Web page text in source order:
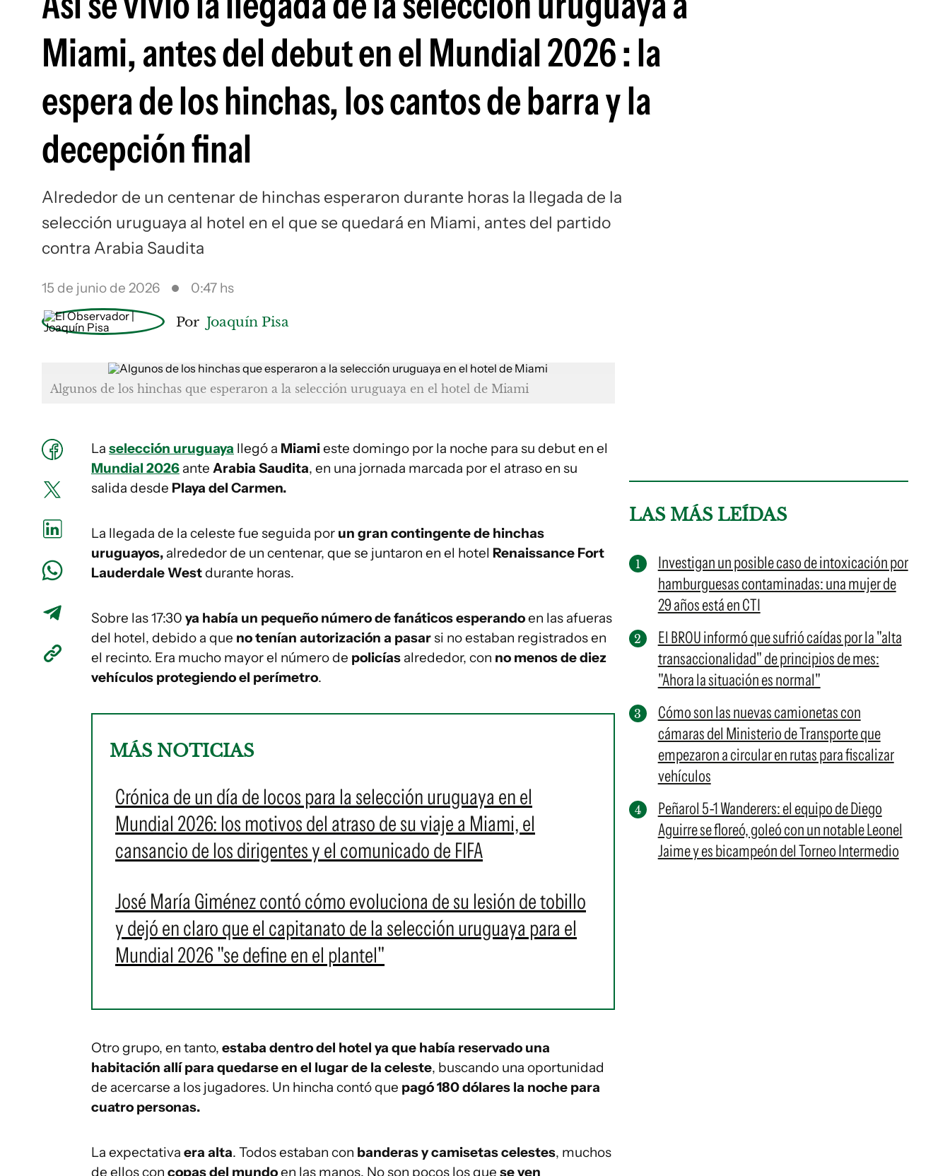
Miami, antes del debut en el Mundial 2026 : la
espera de los hinchas, los cantos de barra y la
decepción final
Alrededor de un centenar de hinchas esperaron durante horas la llegada de la
selección uruguaya al hotel en el que se quedará en Miami, antes del partido
contra Arabia Saudita
15 de junio de 2026 0:47 hs
Por Joaquín Pisa
Algunos de los hinchas que esperaron a la selección uruguaya en el hotel de Miami
La selección uruguaya llegó a Miami este domingo por la noche para su debut en el
Mundial 2026 ante Arabia Saudita, en una jornada marcada por el atraso en su
salida desde Playa del Carmen.
La llegada de la celeste fue seguida por un gran contingente de hinchas
uruguayos, alrededor de un centenar, que se juntaron en el hotel Renaissance Fort
Lauderdale Westdurante horas.
Sobre las 17:30 ya había un pequeño número de fanáticos esperandoen las afueras
del hotel, debido a que no tenían autorización a pasarsi no estaban registrados en
el recinto. Era mucho mayor el número de policías alrededor, con no menos de diez
vehículos protegiendo el perímetro.
MÁS NOTICIAS
Crónica de un día de locos para la selección uruguaya en el
Mundial 2026: los motivos del atraso de su viaje a Miami, el
cansancio de los dirigentes y el comunicado de FIFA
José María Giménez contó cómo evoluciona de su lesión de tobillo
y dejó en claro que el capitanato de la selección uruguaya para el
Mundial 2026 "se define en el plantel"
Otro grupo, en tanto, estaba dentro del hotel ya que había reservado una
habitación allí para quedarse en el lugar de la celeste, buscando una oportunidad
de acercarse a los jugadores. Un hincha contó que pagó 180 dólares la noche para
cuatro personas.
La expectativa era alta. Todos estaban con banderas y camisetas celestes, muchos
de ellos con copas del mundoen las manos. No son pocos los que se ven
LAS MÁS LEÍDAS
Investigan un posible caso de intoxicación por
hamburguesas contaminadas: una mujer de
29 años está en CTI
El BROU informó que sufrió caídas por la "alta
transaccionalidad" de principios de mes:
"Ahora la situación es normal"
Cómo son las nuevas camionetas con
cámaras del Ministerio de Transporte que
empezaron a circular en rutas para fiscalizar
vehículos
Peñarol 5-1 Wanderers: el equipo de Diego
Aguirre se floreó, goleó con un notable Leonel
Jaime y es bicampeón del Torneo Intermedio